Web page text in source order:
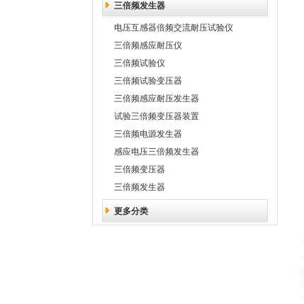
三倍频发生器
电压互感器倍频交流耐压试验仪
三倍频感应耐压仪
三倍频试验仪
三倍频试验变压器
三倍频感应耐压发生器
试验三倍频变压器装置
三倍频电源发生器
感应电压三倍频发生器
三倍频变压器
三倍频发生器
更多分类